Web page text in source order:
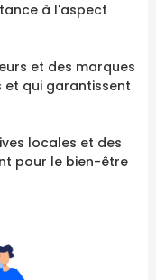
à l'aspect
et des marques
et qui garantissent
locales et des
pour le bien-être